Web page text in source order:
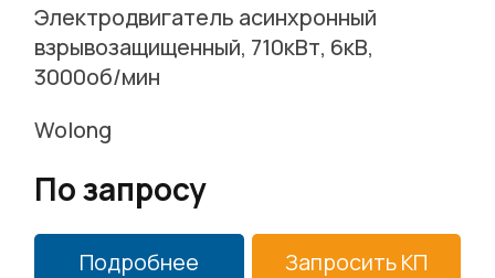
Электродвигатель асинхронный
взрывозащищенный, 710кВт, 6кВ,
3000об/мин
Wolong
По запросу
Подробнее Запросить КП